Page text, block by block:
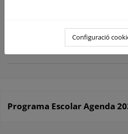
Programa Escolar Agenda
Configuració